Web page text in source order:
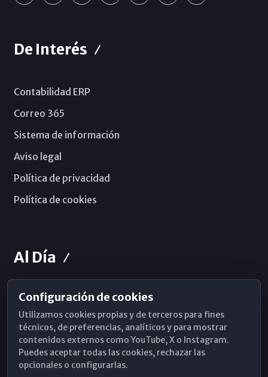
De Interés
Contabilidad ERP
Correo 365
Sistema de información
Aviso legal
Política de privacidad
Política de cookies
Al Día
Horarios de Misa
Hemeroteca
WhatsApp
Configuración de cookies
Utilizamos cookies propias y de terceros para fines
técnicos, de preferencias, analíticos y para mostrar
contenidos externos como YouTube, X o Instagram.
Puedes aceptar todas las cookies, rechazar las
opcionales o configurarlas.